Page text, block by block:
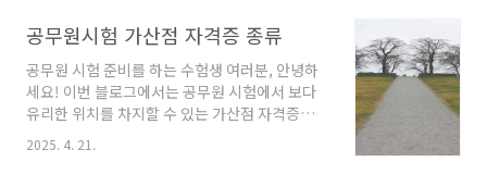
확인하십시오.수수료 부과 기준꽃배달 서비스 취
소 시 적용되는 수..
버전에서는 이와 같은 설정이 가능해졌습니다.
이번 포스팅에서는 아이폰에서 기본 브라우저를
변경하는 방법에 대해 자세히 알아보겠습니다.기
본 브라우저 변경을 위한 준비 사항기본적으로
아이폰에서 기본 브라우저를 변경하려면 iOS 14
이상 버전이 설치되어 있어야 하고, 원하는 브라
공무원시험 가산점 자격증 종류
공무원 시험 준비를 하는 수험생 여러분, 안녕하
세요! 이번 블로그에서는 공무원 시험에서 보다
유리한 위치를 차지할 수 있는 가산점 자격증에
생들이 간과하곤 하지만, 가산점은 시험 결과를
2025. 4. 21.